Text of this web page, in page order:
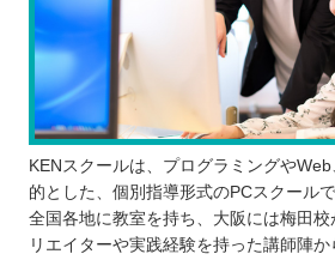
KENスクールは、プログラミングや
的とした、個別指導形式のPCスクールで
全国各地に教室を持ち、大阪には梅田
リエイターや実践経験を持った講師陣